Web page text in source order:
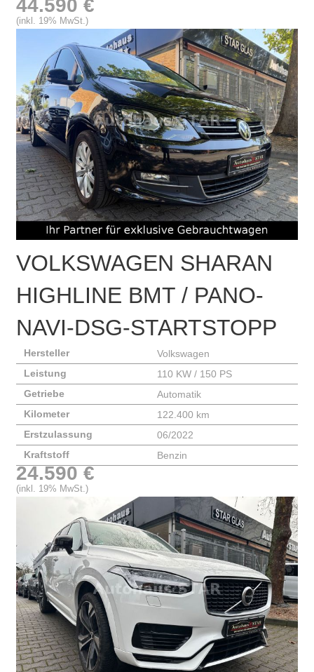
44.590 €
(inkl. 19% MwSt.)
VOLKSWAGEN SHARAN
HIGHLINE BMT / PANO-
NAVI-DSG-STARTSTOPP
Hersteller
Volkswagen
Leistung
110 KW / 150 PS
Getriebe
Automatik
Kilometer
122.400 km
Erstzulassung
06/2022
Kraftstoff
Benzin
24.590 €
(inkl. 19% MwSt.)